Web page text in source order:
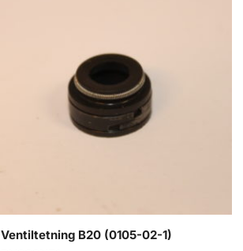
Ventiltetning B20 (0105-02-1)